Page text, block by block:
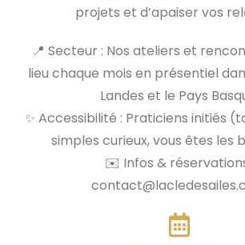
projets et d’apaiser vos
📍 Secteur : Nos ateliers et
lieu chaque mois en présentiel
Landes et le Pays
✨ Accessibilité : Praticiens initiés
simples curieux, vous êtes les
✉️ Infos &